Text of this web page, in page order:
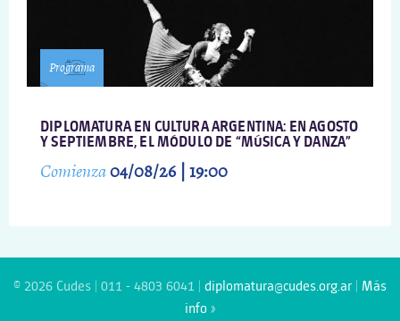
Programa
DIPLOMATURA EN CULTURA ARGENTINA: EN AGOSTO
Y SEPTIEMBRE, EL MÓDULO DE “MÚSICA Y DANZA”
Comienza04/08/26 | 19:00
© 2026 Cudes | 011 - 4803 6041 | diplomatura@cudes.org.ar
Más
info »